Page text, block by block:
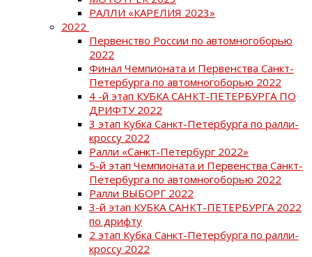
РАЛЛИ «КАРЕЛИЯ 2023»
2022
Первенство России по автомногоборью
2022
Финал Чемпионата и Первенства Санкт-
Петербурга по автомногоборью 2022
4 -й этап КУБКА САНКТ-ПЕТЕРБУРГА ПО
ДРИФТУ 2022
3 этап Кубка Санкт-Петербурга по ралли-
кроссу 2022
Ралли «Санкт-Петербург 2022»
5-й этап Чемпионата и Первенства Санкт-
Петербурга по автомногоборью 2022
Ралли ВЫБОРГ 2022
3-й этап КУБКА САНКТ-ПЕТЕРБУРГА 2022
по дрифту
2 этап Кубка Санкт-Петербурга по ралли-
кроссу 2022